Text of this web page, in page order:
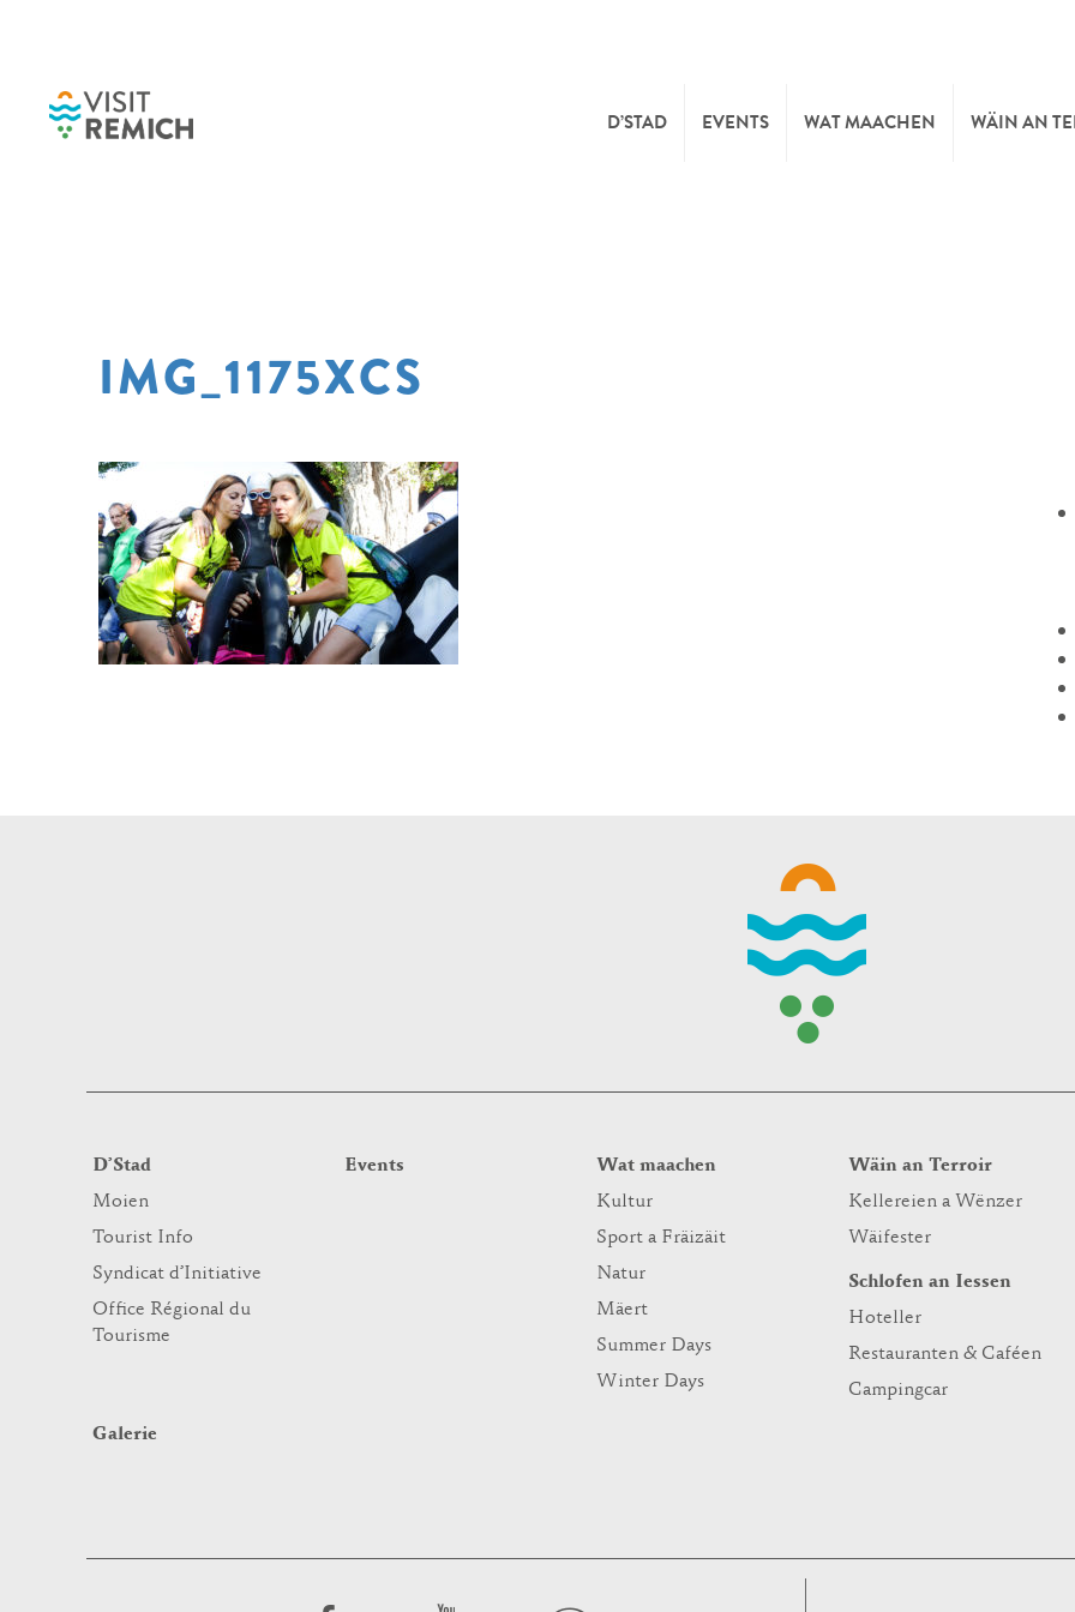
D’STAD EVENTS WAT MAACHEN WÄIN AN
IMG_1175XCS
D’Stad
Moien
Tourist Info
Syndicat d’Initiative
Office Régional du
Tourisme
Events
Wat maachen
Kultur
Sport a Fräizäit
Natur
Mäert
Summer Days
Winter Days
Wäin an Terroir
Kellereien a Wënzer
Wäifester
Schlofen an Iessen
Hoteller
Restauranten & Caféen
Campingcar
Galerie